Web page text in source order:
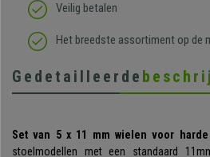
Veilig betalen
Het breedste assortiment op de
Gedetailleerde
Set van 5 x 11 mm wielen voor
stoelmodellen met een standaard